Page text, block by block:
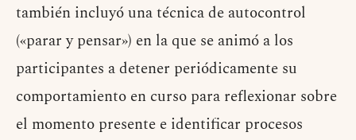
también incluyó una técnica de autocontrol
(«parar y pensar») en la que se animó a los
participantes a detener periódicamente su
comportamiento en curso para reflexionar sobre
el momento presente e identificar procesos